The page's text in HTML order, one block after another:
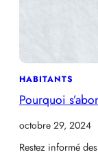
HABITANTS
Pourquoi
octobre 29, 2024
Restez informé